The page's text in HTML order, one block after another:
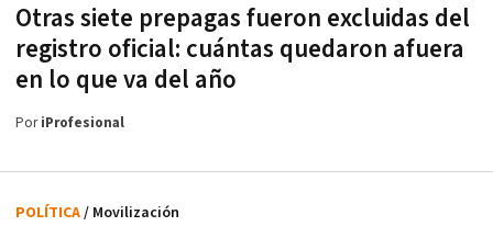
Otras siete prepagas fueron excluidas del
registro oficial: cuántas quedaron afuera
en lo que va del año
PoriProfesional
POLÍTICA/ Movilización